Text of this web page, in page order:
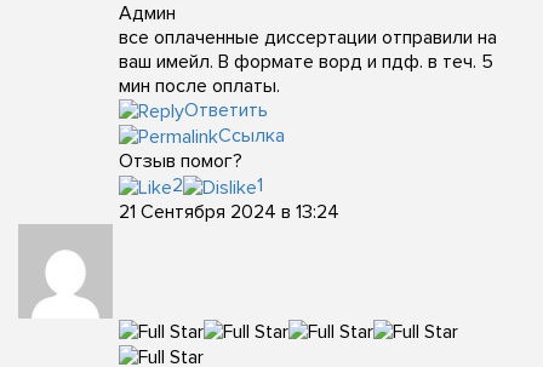
Админ
все оплаченные диссертации отправили на
ваш имейл. В формате ворд и пдф. в теч. 5
мин после оплаты.
Ответить
Ссылка
Отзыв помог?
2
1
21 Сентября 2024 в 13:24